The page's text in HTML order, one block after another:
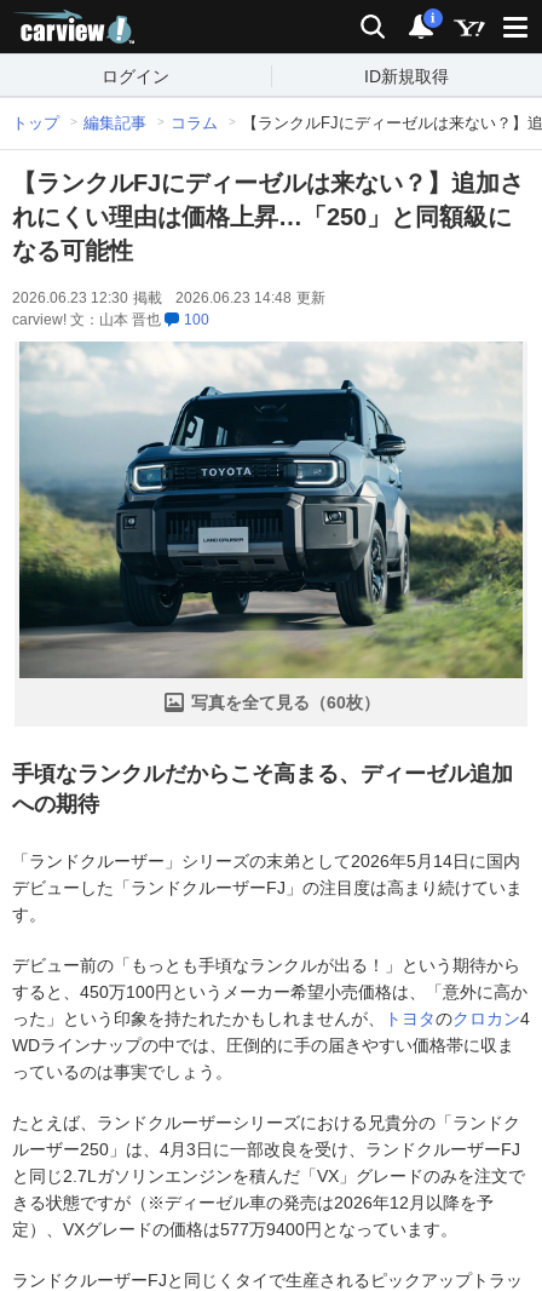
検索 通知
i
ログイン ID新規取得
トップ 編集記事 コラム 【ランクルFJにディーゼルは来ない？
【ランクルFJにディーゼルは来ない？】追加さ
れにくい理由は価格上昇…「250」と同額級に
なる可能性
2026.06.23 12:30 掲載 2026.06.23 14:48 更新
carview! 文：山本 晋也
100
写真を全て見る（60枚）
手頃なランクルだからこそ高まる、ディーゼル追加
への期待
「ランドクルーザー」シリーズの末弟として2026年5月14日に国内
デビューした「ランドクルーザーFJ」の注目度は高まり続けていま
す。
デビュー前の「もっとも手頃なランクルが出る！」という期待から
すると、450万100円というメーカー希望小売価格は、「意外に高か
った」という印象を持たれたかもしれませんが、
トヨタのクロカン4
WDラインナップの中では、圧倒的に手の届きやすい価格帯に収ま
っているのは事実でしょう。
たとえば、ランドクルーザーシリーズにおける兄貴分の「ランドク
ルーザー250」は、4月3日に一部改良を受け、ランドクルーザーFJ
と同じ2.7Lガソリンエンジンを積んだ「VX」グレードのみを注文で
きる状態ですが（※ディーゼル車の発売は2026年12月以降を予
定）、VXグレードの価格は577万9400円となっています。
ランドクルーザーFJと同じくタイで生産されるピックアップトラッ